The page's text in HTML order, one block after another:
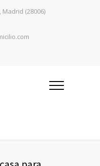
Madrid (28006)